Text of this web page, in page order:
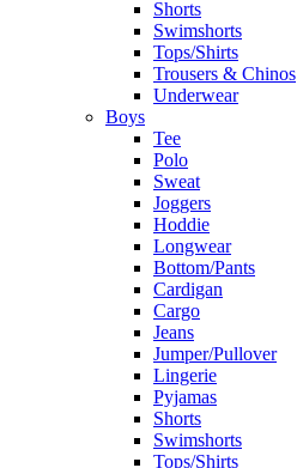
Shorts
Swimshorts
Tops/Shirts
Trousers & Chinos
Underwear
Boys
Tee
Polo
Sweat
Joggers
Hoddie
Longwear
Bottom/Pants
Cardigan
Cargo
Jeans
Jumper/Pullover
Lingerie
Pyjamas
Shorts
Swimshorts
Tops/Shirts